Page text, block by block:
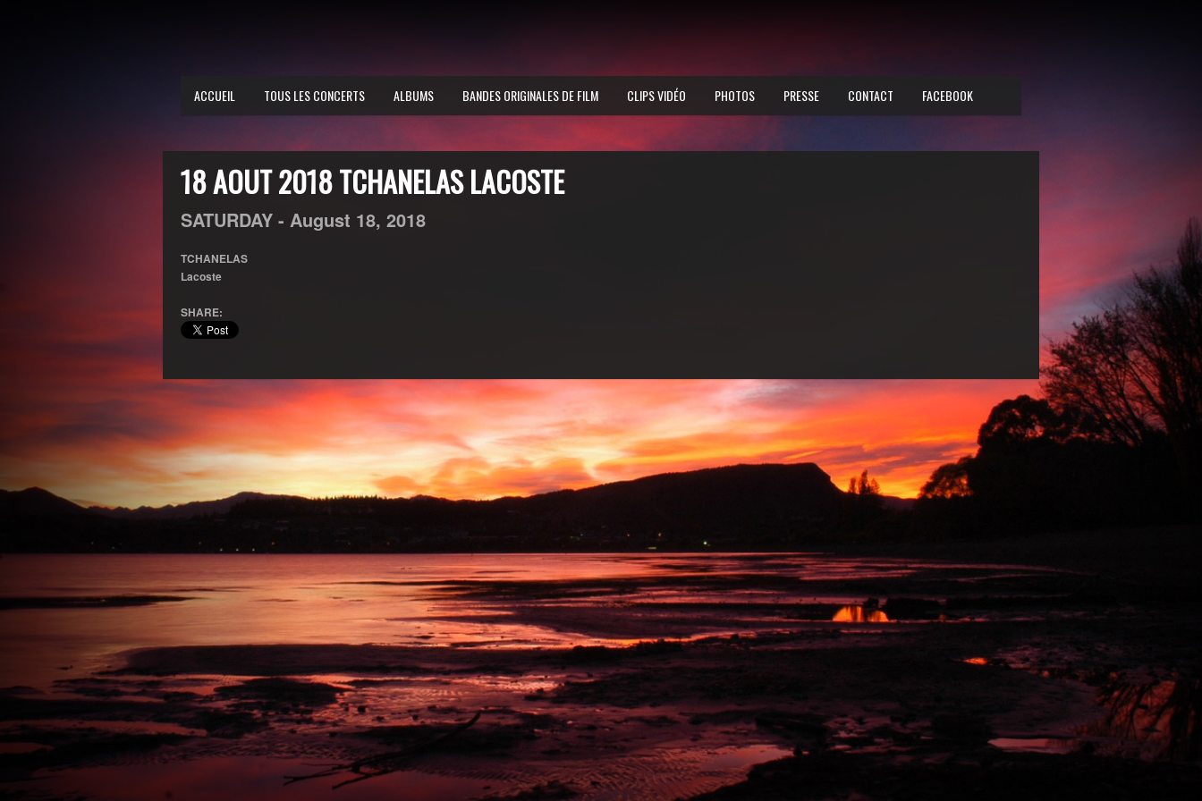
ACCUEIL TOUS LES CONCERTS ALBUMS BANDES ORIGINALES DE FILM CLIPS VIDÉO PHOTOS PRESSE CONTACT FACEBOOK
18 AOUT 2018 TCHANELAS LACOSTE
SATURDAY - August 18, 2018
TCHANELAS
Lacoste
SHARE: